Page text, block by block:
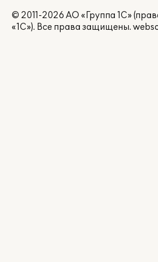
© 2011-2026 АО «Группа 1С»
«1С»). Все права защищены.